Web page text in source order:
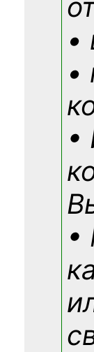
•
•
•
•